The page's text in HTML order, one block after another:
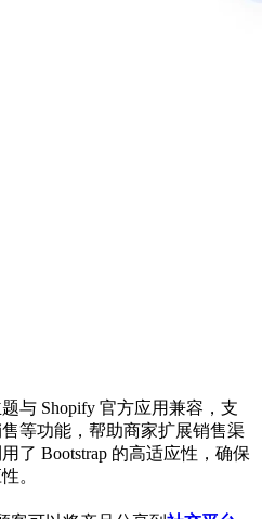
题与 Shopify 官方应用兼容，支
等功能，帮助商家扩展销售渠
了 Bootstrap 的高适应性，确保
。